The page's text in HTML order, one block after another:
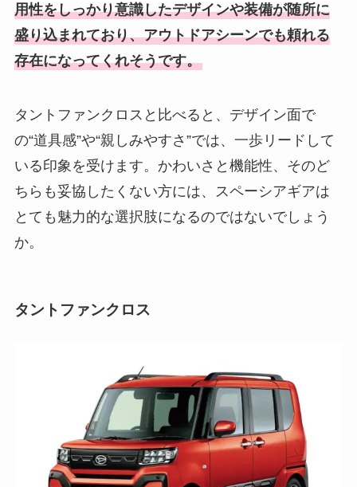
用性をしっかり意識したデザインや装備が随所に
盛り込まれており、アウトドアシーンでも頼れる
存在になってくれそうです。
タントファンクロスと比べると、デザイン面で
の“道具感”や“親しみやすさ”では、一歩リードして
いる印象を受けます。かわいさと機能性、そのど
ちらも妥協したくない方には、スペーシアギアは
とても魅力的な選択肢になるのではないでしょう
か。
タントファンクロス